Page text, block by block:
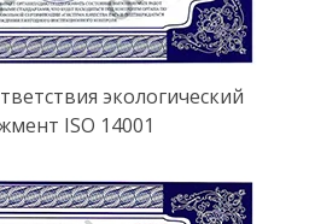
экологический
ISO 14001